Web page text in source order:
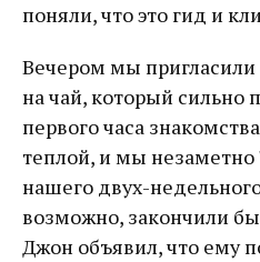
поняли, что это гид и
Вечером мы пригласили
на чай, который сильно
первого часа
теплой, и мы незаметно
нашего двух-
возможно, закончили бы
Джон объявил, что ему